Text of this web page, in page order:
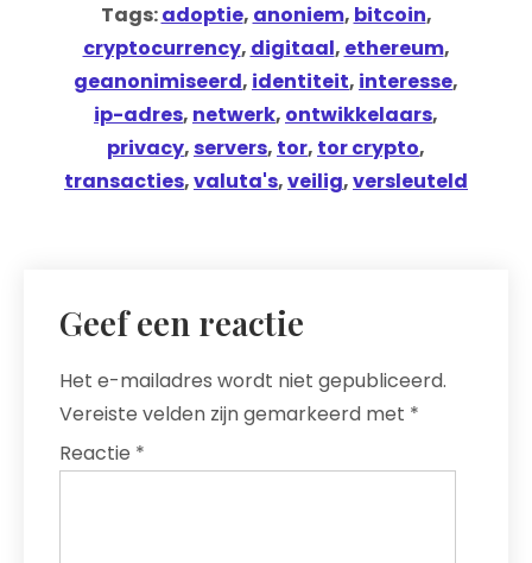
Tags:adoptie, anoniem, bitcoin,
cryptocurrency, digitaal, ethereum,
geanonimiseerd, identiteit, interesse,
ip-adres, netwerk, ontwikkelaars,
privacy,servers, tor, tor crypto,
transacties,valuta's,veilig,versleuteld
Geef een reactie
Het e-mailadres wordt niet gepubliceerd.
Vereiste velden zijn gemarkeerd met *
Reactie *